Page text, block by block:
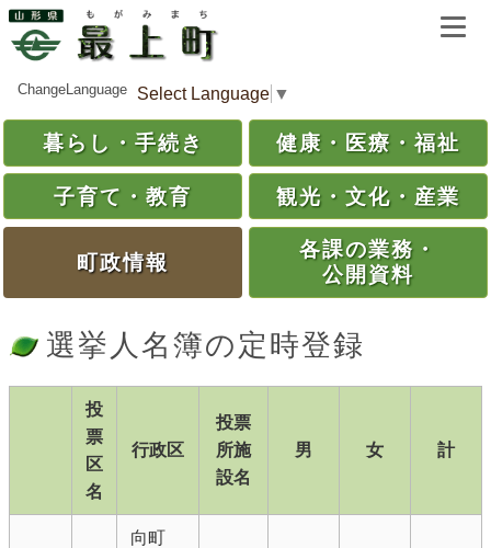
ChangeLanguage Select Language ▼
暮らし・ 手続き 健康・ 医療・福祉
子育て・ 教育 観光・ 文化・ 産業
町政情報
各課の業務・
公開資料
選挙人名簿の定時登録
投
票
区
名
行政区
投票
所施
設名
男 女 計
向町